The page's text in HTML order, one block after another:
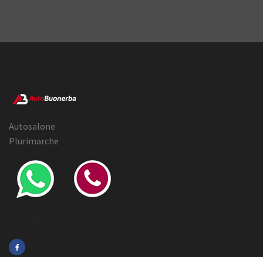
Autosalone
Plurimarche